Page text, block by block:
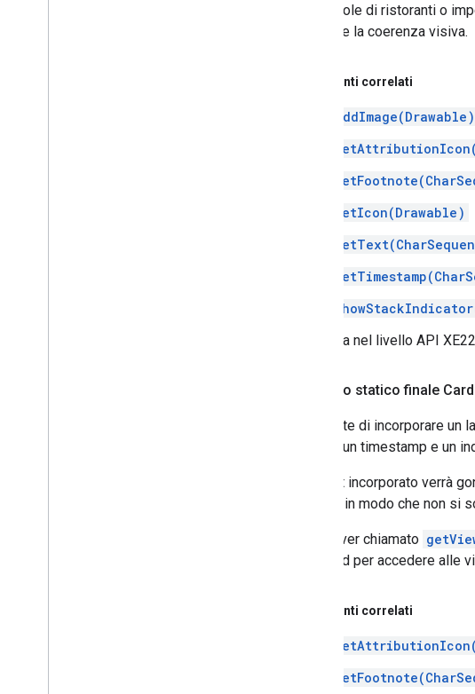
scorrevole di ristoranti o
garantire la coerenza visiva.
Argomenti correlati
addImage(Drawable)
setIcon(Drawable)
Aggiunta nel livello API XE22
pubblico statico finale Card
Consente di incorporare
pagina, un timestamp e un
Il layout incorporato verrà
scheda in modo che non si
Dopo aver chiamato
standard per accedere alle
Argomenti correlati